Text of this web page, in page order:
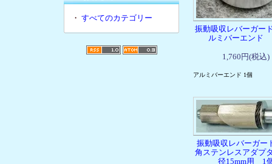
・ すべてのカテゴリー
振動吸収レバーガー
ルミバーエンド
1,760円(税込)
アルミバーエンド 1個
振動吸収レバーガ
角ステンレスアダプ
径15mm用 1